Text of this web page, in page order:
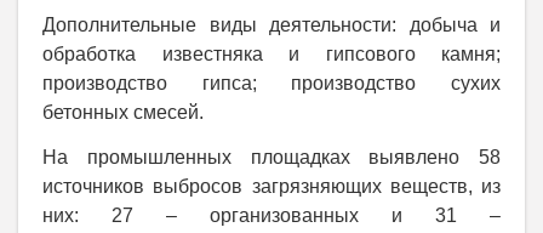
Дополнительные виды деятельности: добыча и
обработка известняка и гипсового камня;
производство гипса; производство сухих
бетонных смесей.
На промышленных площадках выявлено 58
источников выбросов загрязняющих веществ, из
них: 27 ‒ организованных и 31 ‒